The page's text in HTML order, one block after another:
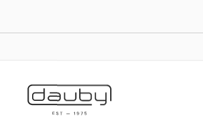
Laat je inspireren.